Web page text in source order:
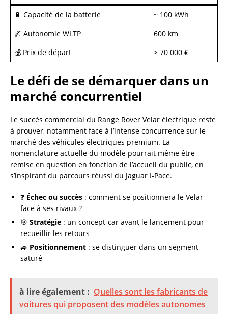
🔋 Capacité de la batterie
~ 100 kWh
🌌 Autonomie WLTP
600 km
💰 Prix de départ
> 70 000 €
Le défi de se démarquer dans un
marché concurrentiel
Le succès commercial du Range Rover Velar électrique reste
à prouver, notamment face à l’intense concurrence sur le
marché des véhicules électriques premium. La
nomenclature actuelle du modèle pourrait même être
remise en question en fonction de l’accueil du public, en
s’inspirant du parcours réussi du Jaguar I-Pace.
❓ Échec ou succès : comment se positionnera le Velar
face à ses rivaux ?
🎯 Stratégie : un concept-car avant le lancement pour
recueillir les retours
🚙 Positionnement : se distinguer dans un segment
saturé
à lire également : Quelles sont les fabricants de
voitures qui proposent des modèles autonomes